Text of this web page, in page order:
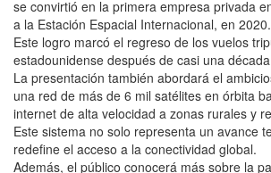
se convirtió en la primera empresa privada
a la Estación Espacial Internacional, en 2020.
Este logro marcó el regreso de los vuelos
estadounidense después de casi una
La presentación también abordará el
una red de más de 6 mil satélites en órbita
internet de alta velocidad a zonas rurales y
Este sistema no solo representa un avance
redefine el acceso a la conectividad global.
Además, el público conocerá más sobre la